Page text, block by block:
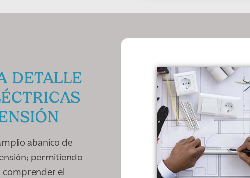
DETALLE
abanico de
permitiendo
comprender el